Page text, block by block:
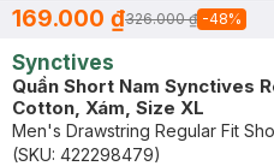
169.000 ₫326.000 ₫ -48%
Synctives
Quần Short Nam Synctives
Cotton, Xám, Size XL
Men's Drawstring Regular Fit
(SKU: 422298479)